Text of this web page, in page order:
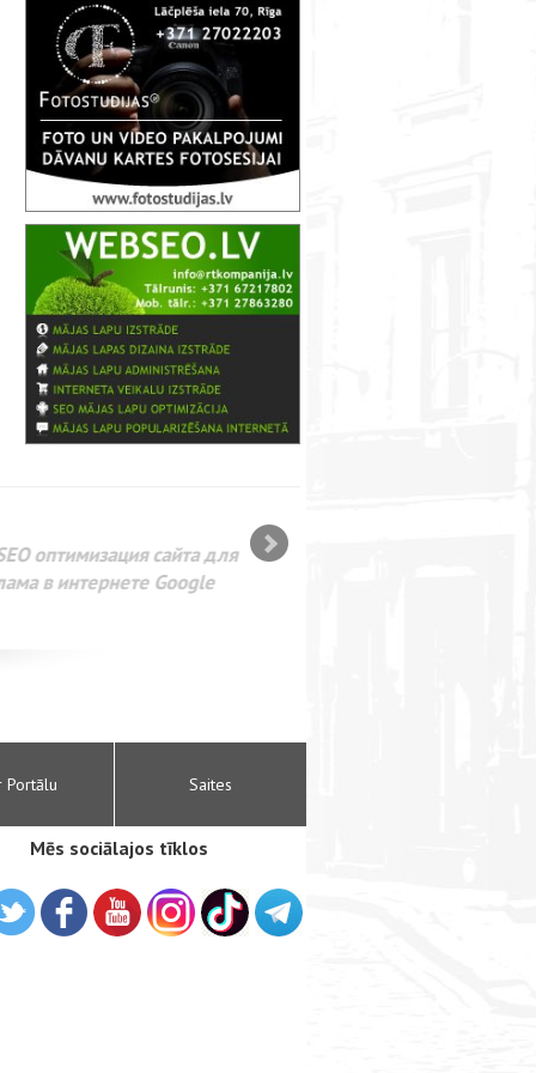
оптимизация сайта для
в интернете Google
Portālu Saites
Mēs sociālajos tīklos